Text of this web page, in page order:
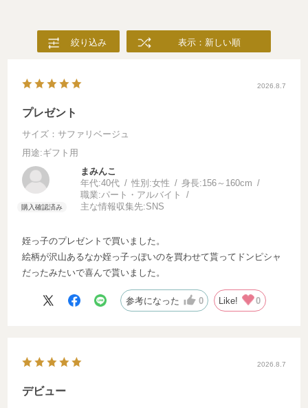
絞り込み 表示：新しい順
2026.8.7
プレゼント
サイズ：サファリベージュ
用途:ギフト用
まみんこ
年代:40代 性別:女性 身長:156～160cm
職業:パート・アルバイト
主な情報収集先:SNS
姪っ子のプレゼントで買いました。
絵柄が沢山あるなか姪っ子っぽいのを買わせて貰ってドンピシャ
だったみたいで喜んで貰いました。
参考になった 0 Like! 0
2026.8.7
デビュー